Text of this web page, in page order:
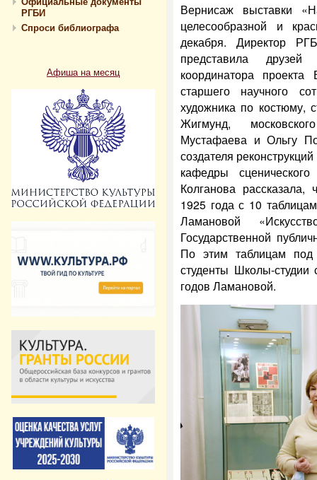
РГБИ
Спроси библиографа
Афиша на месяц
Вернисаж выставки
целесообразной и
декабря. Директор
представила
координатора
старшего научного
художника по костюму,
Жигмунд,
Мустафаева и Ольгу
создателя
кафедры
Колганова
1925 года с 10
Ламановой
Государственной
По этим таблицам под
студенты Школы-студии
годов Ламановой.